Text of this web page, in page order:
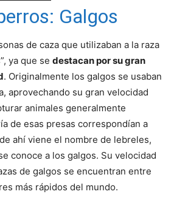
Perros
–
Razas
de
Galgos
de caza que utilizaban a la raza
ya que se destacan por su gran
. Originalmente los galgos se usaban
aprovechando su gran velocidad
animales generalmente
de esas presas correspondían a
ahí viene el nombre de lebreles,
conoce a los galgos. Su velocidad
de galgos se encuentran entre
más rápidos del mundo.